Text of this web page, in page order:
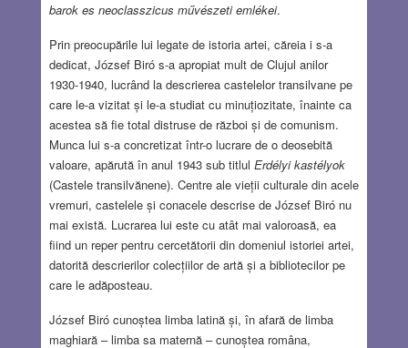
barok es neoclasszicus művészeti emlékei.
Prin preocupările lui legate de istoria artei, căreia i s-a
dedicat, József Biró s-a apropiat mult de Clujul anilor
1930-1940, lucrând la descrierea castelelor transilvane pe
care le-a vizitat și le-a studiat cu minuțiozitate, înainte ca
acestea să fie total distruse de război și de comunism.
Munca lui s-a concretizat într-o lucrare de o deosebită
valoare, apărută în anul 1943 sub titlul Erdélyi kastélyok
(Castele transilvănene). Centre ale vieții culturale din acele
vremuri, castelele și conacele descrise de József Biró nu
mai există. Lucrarea lui este cu atât mai valoroasă, ea
fiind un reper pentru cercetătorii din domeniul istoriei artei,
datorită descrierilor colecțiilor de artă și a bibliotecilor pe
care le adăposteau.
József Biró cunoștea limba latină și, în afară de limba
maghiară – limba sa maternă – cunoștea româna,